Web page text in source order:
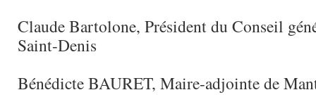
Claude Bartolone, Président du Conseil
Saint-Denis
Bénédicte BAURET, Maire-adjointe de